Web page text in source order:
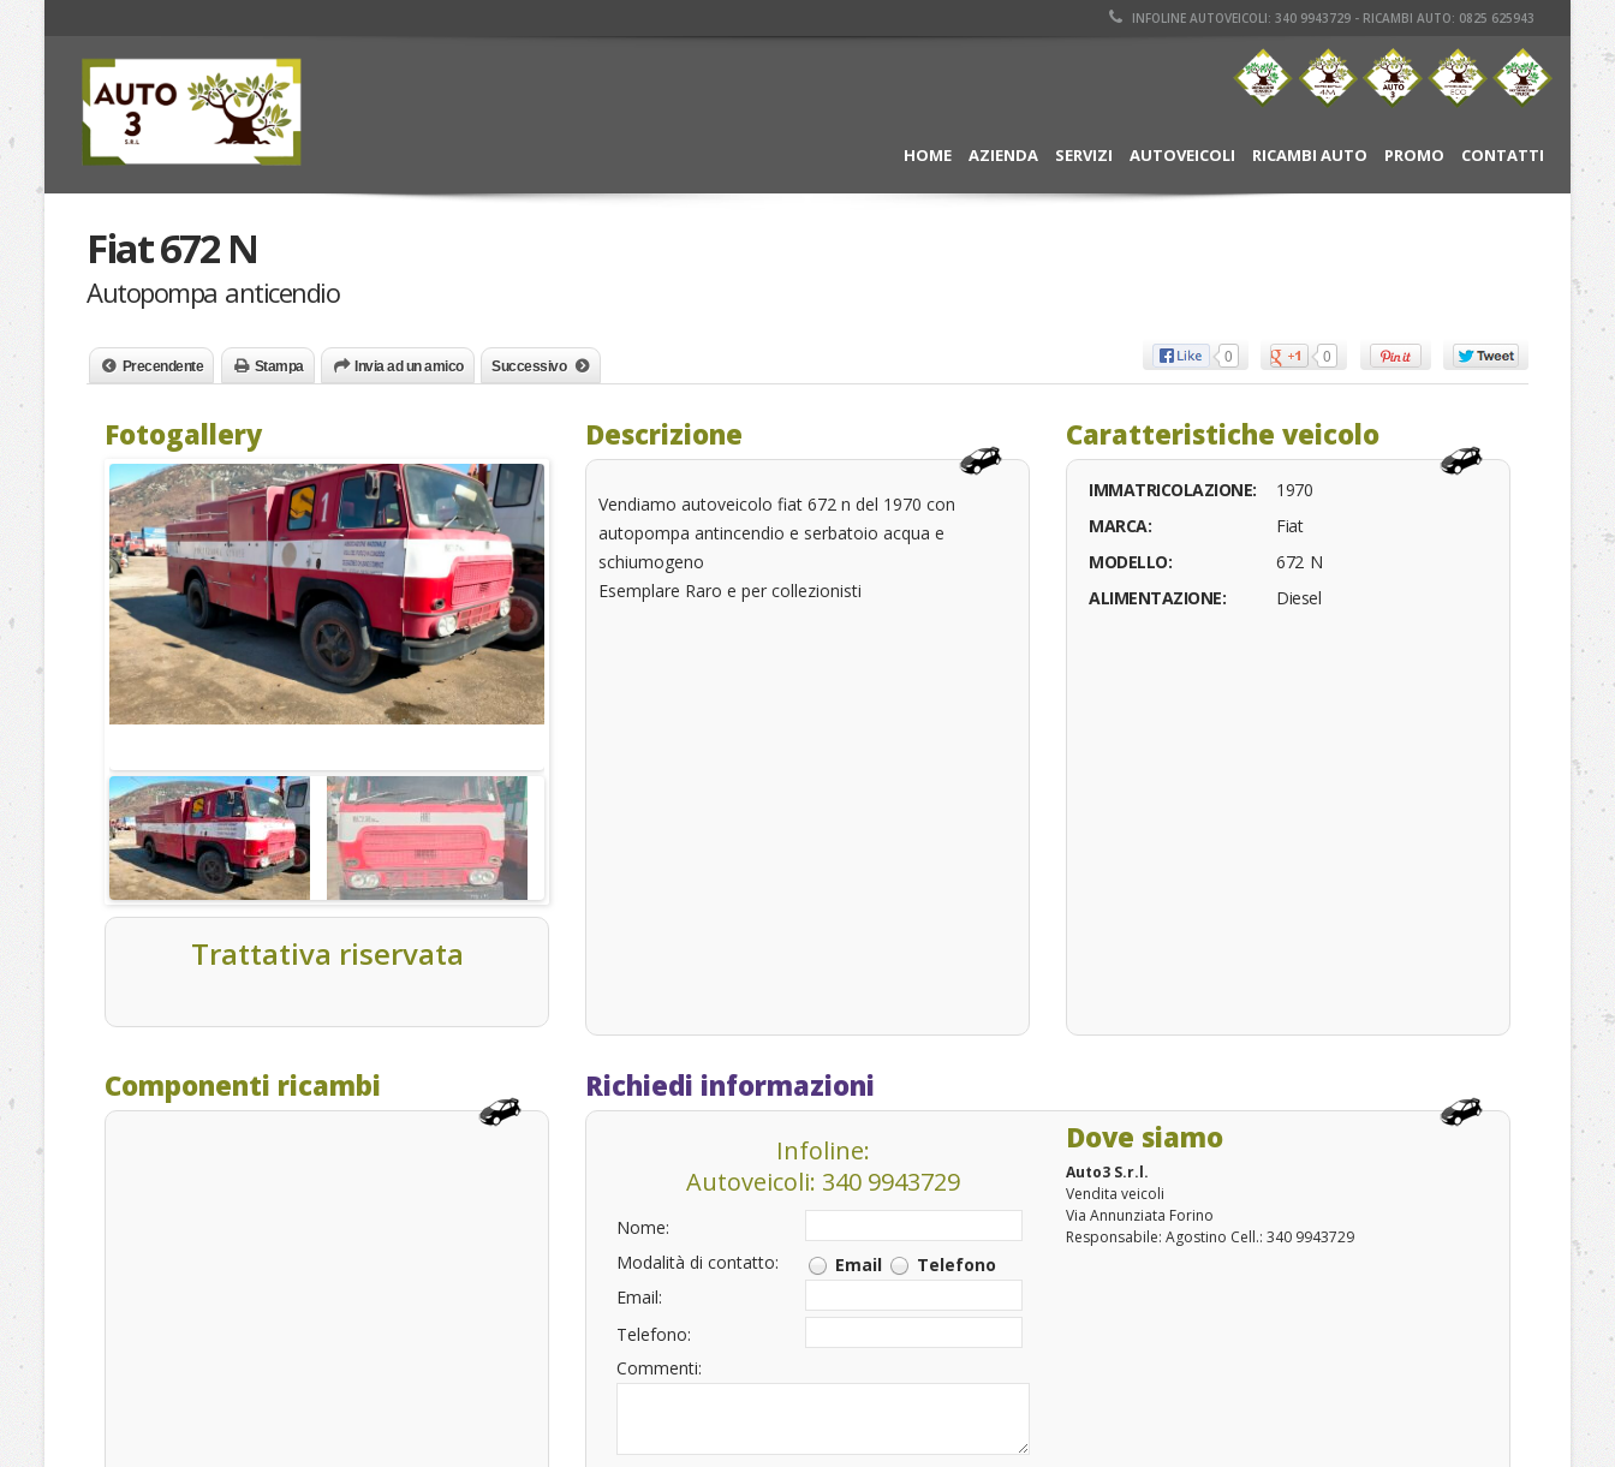
INFOLINE AUTOVEICOLI: 340 9943729 - RICAMBI AUTO: 0825 625943
HOME AZIENDA SERVIZI AUTOVEICOLI RICAMBI AUTO PROMO CONTATTI
Fiat 672 N
Autopompa anticendio
0 0
Precendente Stampa Invia ad un amico Successivo
Fotogallery
Trattativa riservata
Descrizione
Vendiamo autoveicolo fiat 672 n del 1970 con
autopompa antincendio e serbatoio acqua e
schiumogeno
Esemplare Raro e per collezionisti
Caratteristiche veicolo
IMMATRICOLAZIONE:
1970
MARCA:
Fiat
MODELLO:
672 N
ALIMENTAZIONE:
Diesel
Componenti ricambi Richiedi informazioni
Infoline:
Autoveicoli: 340 9943729
Nome:
Modalità di contatto:
Email
Telefono
Email:
Telefono:
Commenti:
Dove siamo
Auto3 S.r.l.
Vendita veicoli
Via Annunziata Forino
Responsabile: Agostino Cell.: 340 9943729